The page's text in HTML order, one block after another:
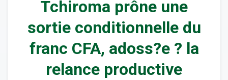
Tchiroma prône une
sortie conditionnelle du
franc CFA, adoss?e ? la
relance productive